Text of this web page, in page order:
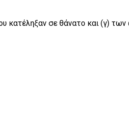
κατέληξαν σε θάνατο και (γ)